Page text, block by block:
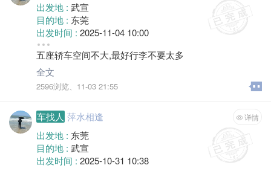
出发地 : 武宣
目的地 : 东莞
出发时间 : 2025-11-04 10:00
空位 :
五座轿车空间不大,最好行李不要太多
全文
2596浏览、 11-03 21:55
车找人 萍水相逢 详情
出发地 : 东莞
目的地 : 武宣
出发时间 : 2025-10-31 10:38